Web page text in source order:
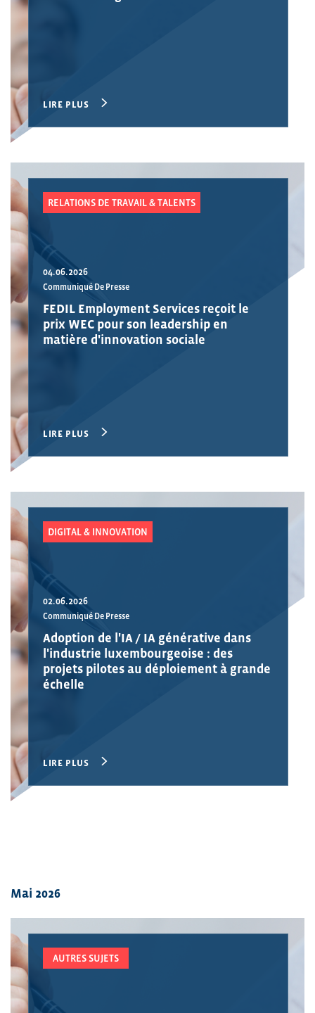
LIRE PLUS
RELATIONS DE TRAVAIL & TALENTS
04.06.2026
Communiqué De Presse
FEDIL Employment Services reçoit le
prix WEC pour son leadership en
matière d'innovation sociale
LIRE PLUS
DIGITAL & INNOVATION
02.06.2026
Communiqué De Presse
Adoption de l'IA / IA générative dans
l'industrie luxembourgeoise : des
projets pilotes au déploiement à grande
échelle
LIRE PLUS
Mai 2026
AUTRES SUJETS